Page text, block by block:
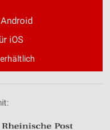
iOS